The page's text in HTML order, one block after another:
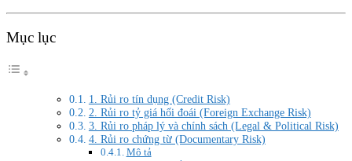
Mục lục
1. Rủi ro tín dụng (Credit Risk)
2. Rủi ro tỷ giá hối đoái (Foreign Exchange Risk)
3. Rủi ro pháp lý và chính sách (Legal & Political Risk)
4. Rủi ro chứng từ (Documentary Risk)
Mô tả